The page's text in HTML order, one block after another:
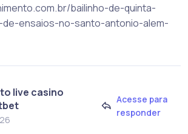
bailinho-de-quinta-
ensaios-no-santo-antonio-alem-
live casino
Acesse para
responder